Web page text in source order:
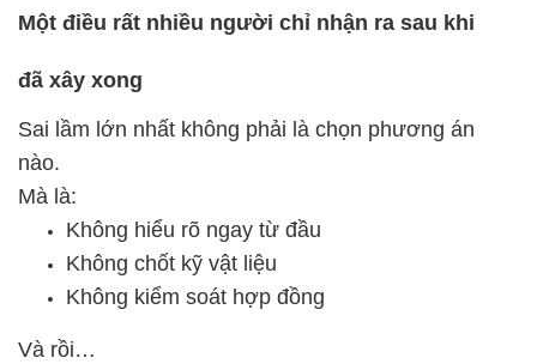
Một điều rất nhiều người chỉ nhận ra sau khi
đã xây xong
Sai lầm lớn nhất không phải là chọn phương án
nào.
Mà là:
Không hiểu rõ ngay từ đầu
Không chốt kỹ vật liệu
Không kiểm soát hợp đồng
Và rồi…